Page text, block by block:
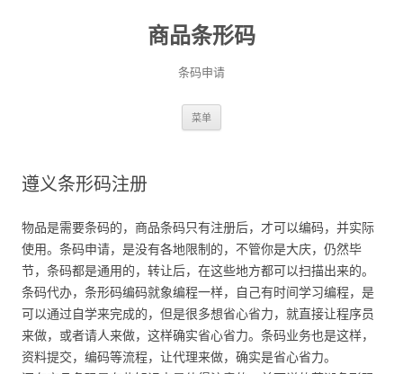
商品条形码
条码申请
菜单
遵义条形码注册
物品是需要条码的，商品条码只有注册后，才可以编码，并实际
使用。条码申请，是没有各地限制的，不管你是大庆，仍然毕
节，条码都是通用的，转让后，在这些地方都可以扫描出来的。
条码代办，条形码编码就象编程一样，自己有时间学习编程，是
可以通过自学来完成的，但是很多想省心省力，就直接让程序员
来做，或者请人来做，这样确实省心省力。条码业务也是这样，
资料提交，编码等流程，让代理来做，确实是省心省力。